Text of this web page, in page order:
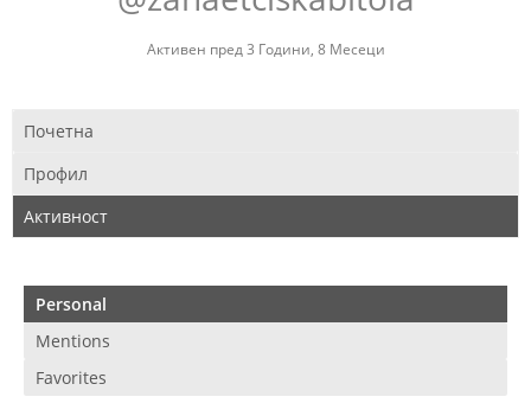
Активен пред 3 Години, 8 Месеци
Почетна
Профил
Активност
Personal
Mentions
Favorites